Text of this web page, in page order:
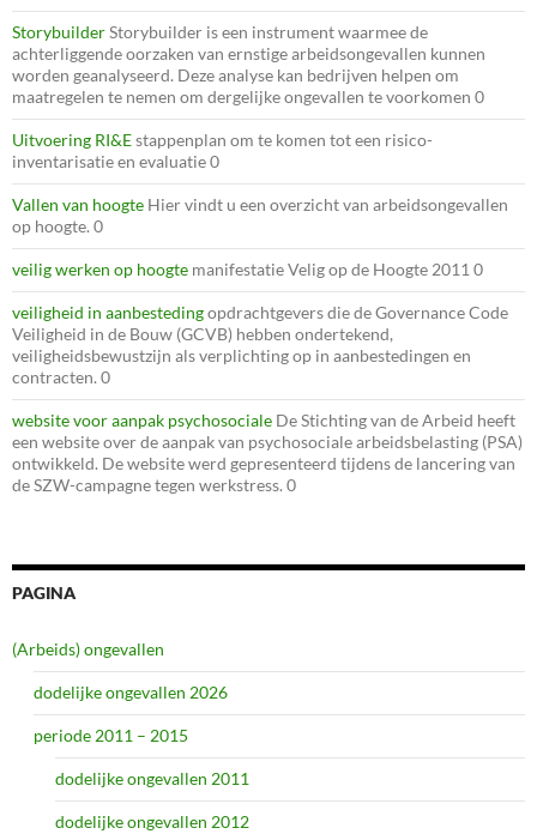
StorybuilderStorybuilder is een instrument waarmee de
achterliggende oorzaken van ernstige arbeidsongevallen kunnen
worden geanalyseerd. Deze analyse kan bedrijven helpen om
maatregelen te nemen om dergelijke ongevallen te voorkomen 0
Uitvoering RI&Estappenplan om te komen tot een risico-
inventarisatie en evaluatie 0
Vallen van hoogte Hier vindt u een overzicht van arbeidsongevallen
op hoogte. 0
veilig werken op hoogte manifestatie Velig op de Hoogte 2011 0
veiligheid in aanbestedingopdrachtgevers die de Governance Code
Veiligheid in de Bouw (GCVB) hebben ondertekend,
veiligheidsbewustzijn als verplichting op in aanbestedingen en
contracten. 0
website voor aanpak psychosociale De Stichting van de Arbeid heeft
een website over de aanpak van psychosociale arbeidsbelasting (PSA)
ontwikkeld. De website werd gepresenteerd tijdens de lancering van
de SZW-campagne tegen werkstress. 0
PAGINA
(Arbeids) ongevallen
dodelijke ongevallen 2026
periode 2011 – 2015
dodelijke ongevallen 2011
dodelijke ongevallen 2012